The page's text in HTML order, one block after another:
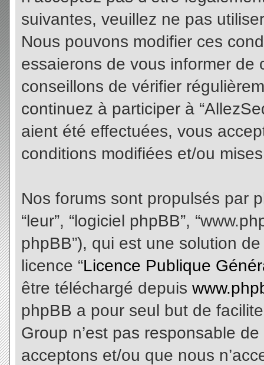
suivantes, veuillez ne pas
Nous pouvons modifier ces
essaierons de vous informer
conseillons de vérifier
continuez à participer à
aient été effectuées, vous
conditions modifiées et/ou
Nos forums sont propulsés par
“leur”, “logiciel phpBB”,
phpBB”), qui est une solution
licence “Licence Publique
être téléchargé depuis
phpBB a pour seul but de
Group n’est pas responsable
acceptons et/ou que nous